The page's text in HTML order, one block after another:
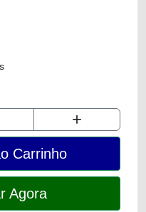
+
Carrinho
Agora